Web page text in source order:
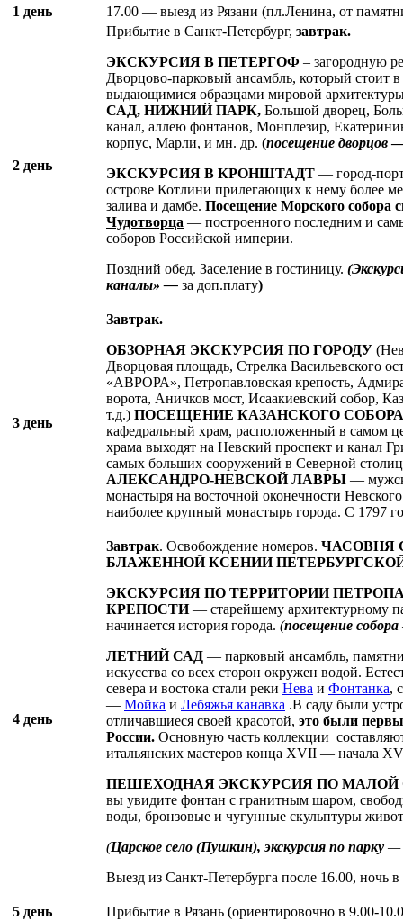
1 день
17.00 — выезд из Рязани (пл.Ленина, от
2 день
Прибытие в Санкт-Петербург, завтрак.
ЭКСКУРСИЯ В ПЕТЕРГОФ – загородную
Дворцово-парковый ансамбль, который стоит
выдающимися образцами мировой
САД, НИЖНИЙ ПАРК, Большой дворец,
канал, аллею фонтанов, Монплезир,
корпус, Марли, и мн. др. (посещение дворцов
ЭКСКУРСИЯ В КРОНШТАДТ — город-
острове Котлини прилегающих к нему более
залива и дамбе. Посещение Морского собора
Чудотворца — построенного последним и
соборов Российской империи.
Поздний обед. Заселение в гостиницу. (
каналы» — за доп.плату)
3 день
Завтрак.
ОБЗОРНАЯ ЭКСКУРСИЯ ПО ГОРОДУ
Дворцовая площадь, Стрелка Васильевского
«АВРОРА», Петропавловская крепость,
ворота, Аничков мост, Исаакиевский собор,
т.д.) ПОСЕЩЕНИЕ КАЗАНСКОГО СОБОРА
кафедральный храм, расположенный в самом
храма выходят на Невский проспект и канал
самых больших сооружений в Северной
АЛЕКСАНДРО-НЕВСКОЙ ЛАВРЫ —
монастыря на восточной оконечности
наиболее крупный монастырь города. С 1797
4 день
Завтрак. Освобождение номеров. ЧАСОВНЯ
БЛАЖЕННОЙ КСЕНИИ
ЭКСКУРСИЯ ПО ТЕРРИТОРИИ
КРЕПОСТИ— старейшему архитектурному
начинается история города. (посещение собора
ЛЕТНИЙ САД — парковый ансамбль,
искусства со всех сторон окружен водой.
севера и востока стали реки Нева и Фонтанка,
— Мойка и Лебяжья канавка .В саду были
отличавшиеся своей красотой, это были
России. Основную часть коллекции
итальянских мастеров конца XVII — начала
ПЕШЕХОДНАЯ ЭКСКУРСИЯ ПО МАЛОЙ
вы увидите фонтан с гранитным шаром,
воды, бронзовые и чугунные скульптуры
(Царское село (Пушкин), экскурсия по парку —
Выезд из Санкт-Петербурга после 16.00, ночь
5 день Прибытие в Рязань (ориентировочно в 9.00-